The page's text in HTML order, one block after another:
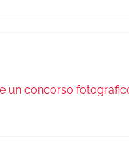
un concorso